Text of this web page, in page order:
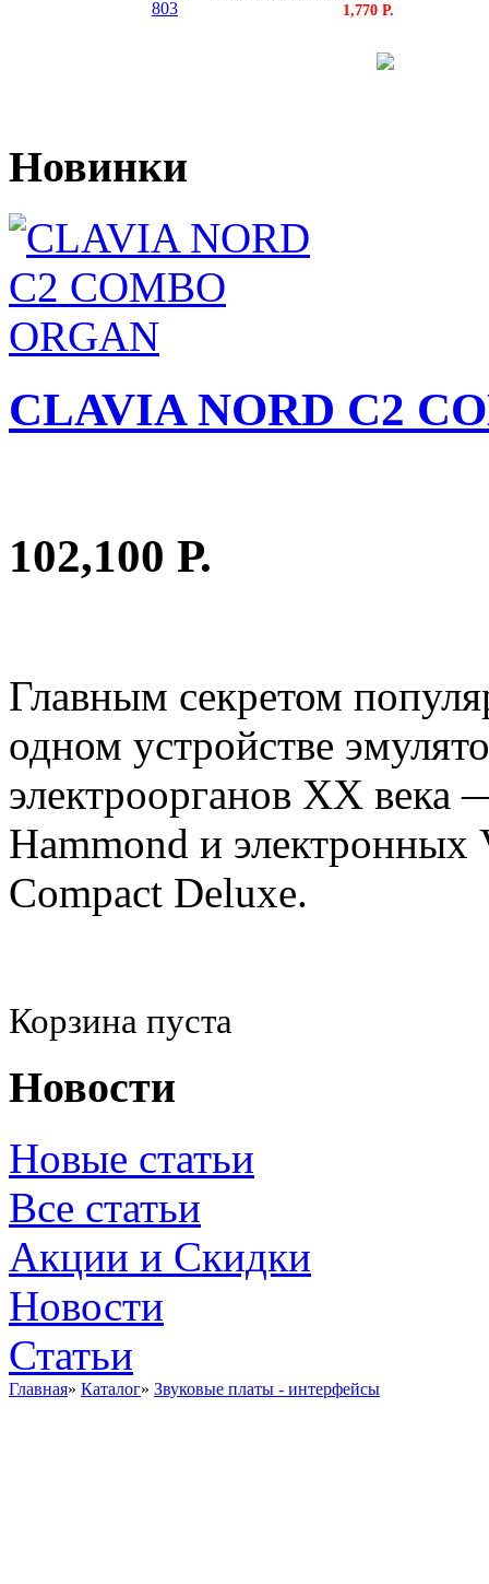
1,770 Р.
Новинки
CLAVIA NORD C2
102,100 Р.
Главным секретом
одном устройстве
электроорганов XX века
Hammond и
Compact Deluxe.
Корзина пуста
Новости
Новые статьи
Все статьи
Акции и Скидки
Новости
Статьи
Главная» Каталог» Звуковые платы - интерфейсы